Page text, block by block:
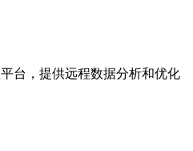
台，提供远程数据分析和优化